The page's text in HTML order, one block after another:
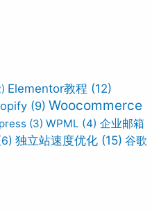
Elementor教程 (12)
(9) Woocommerce
(3) WPML (4) 企业邮箱
独立站速度优化 (15) 谷歌